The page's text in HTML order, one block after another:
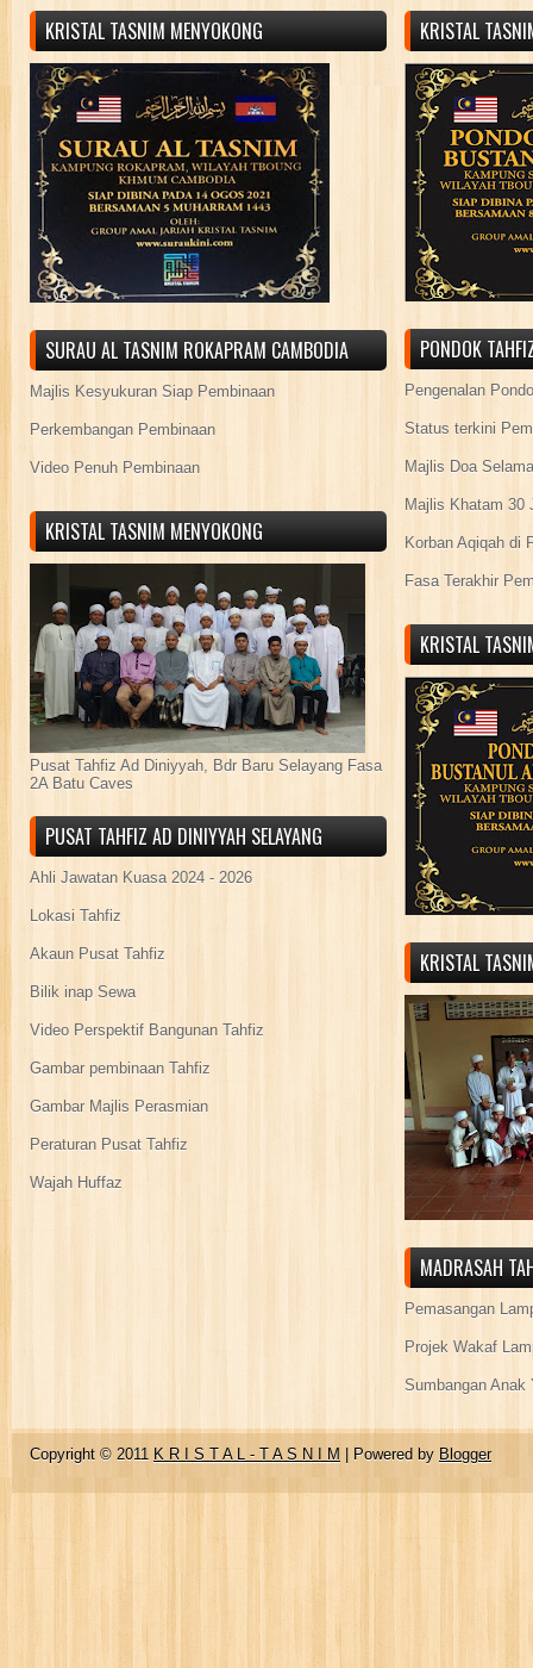
KRISTAL TASNIM MENYOKONG
SURAU AL TASNIM ROKAPRAM CAMBODIA
Majlis Kesyukuran Siap Pembinaan
Perkembangan Pembinaan
Video Penuh Pembinaan
KRISTAL TASNIM MENYOKONG
Pusat Tahfiz Ad Diniyyah, Bdr Baru Selayang Fasa
2A Batu Caves
PUSAT TAHFIZ AD DINIYYAH SELAYANG
Ahli Jawatan Kuasa 2024 - 2026
Lokasi Tahfiz
Akaun Pusat Tahfiz
Bilik inap Sewa
Video Perspektif Bangunan Tahfiz
Gambar pembinaan Tahfiz
Gambar Majlis Perasmian
Peraturan Pusat Tahfiz
Wajah Huffaz
KRISTAL
PONDOK
Pengenalan
Status terkini
Majlis Doa
Majlis Khatam 30
Korban Aqiqah di
Fasa Terakhir
KRISTAL
KRISTAL
MADRASAH
Pemasangan
Projek Wakaf
Sumbangan Anak
Copyright © 2011 K R I S T A L - T A S N I M | Powered by Blogger